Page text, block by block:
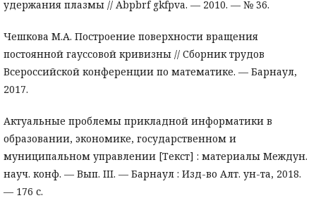
удержания плазмы // Abpbrf gkfpva. — 2010. — № 36.
Чешкова М.А. Построение поверхности вращения
постоянной гауссовой кривизны // Сборник трудов
Всероссийской конференции по математике. — Барнаул,
2017.
Актуальные проблемы прикладной информатики в
образовании, экономике, государственном и
муниципальном управлении [Текст] : материалы Междун.
науч. конф. — Вып. III. — Барнаул : Изд-во Алт. ун-та, 2018.
— 176 с.